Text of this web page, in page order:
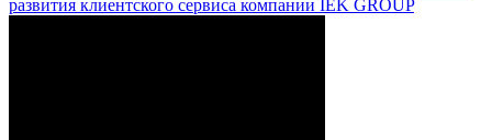
развития клиентского сервиса компании IEK GROUP